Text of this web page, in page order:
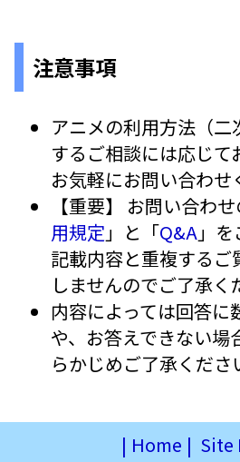
注意事項
アニメの利用方法（二
するご相談には応じて
お気軽にお問い合わせ
【重要】 お問い合わ
用規定 」と「Q&A」を
記載内容と重複するご
しませんのでご了承く
内容によっては回答に
や、お答えできない場
らかじめご了承くださ
| Home | Site